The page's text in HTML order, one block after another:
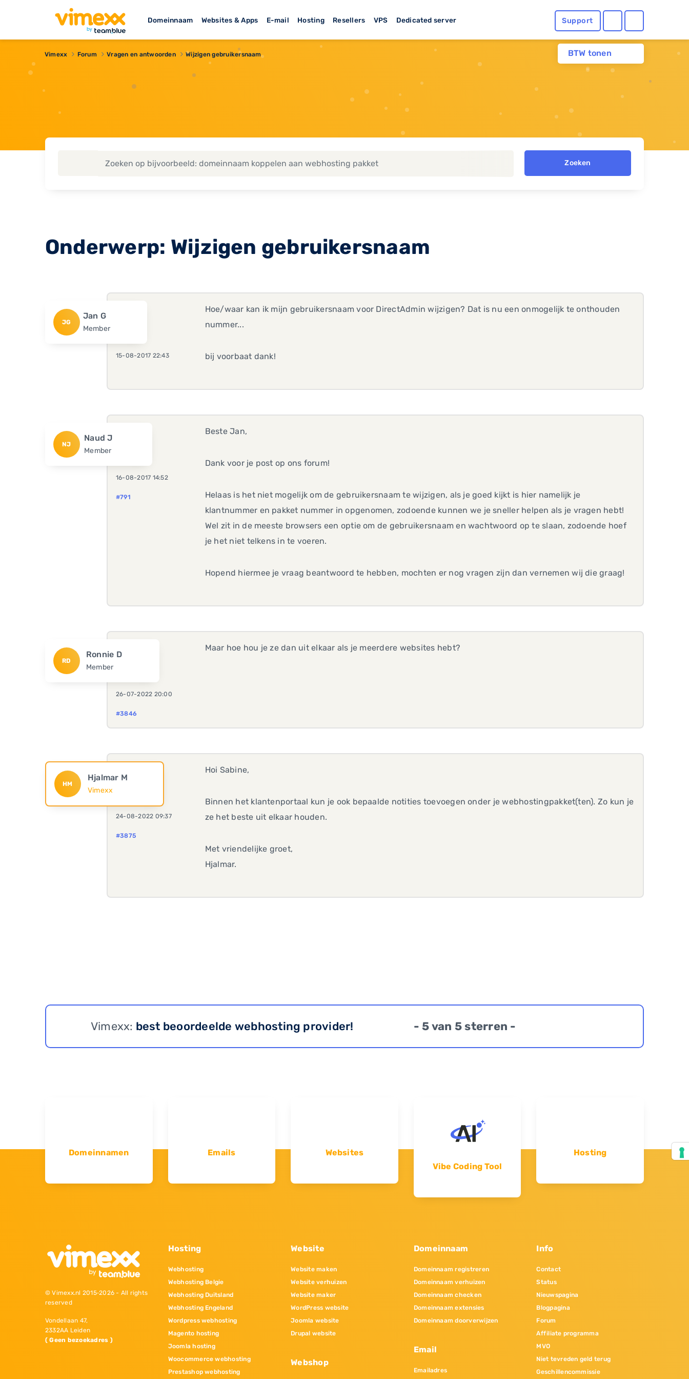
Domeinnaam Websites & Apps E-mail Hosting Resellers VPS Dedicated server Support
BTW tonen
Vimexx Forum Vragen en antwoorden Wijzigen gebruikersnaam
Zoeken
Onderwerp: Wijzigen gebruikersnaam
JG
Jan G
Member
15-08-2017 22:43
Hoe/waar kan ik mijn gebruikersnaam voor DirectAdmin wijzigen? Dat is nu een onmogelijk te onthouden
nummer...
bij voorbaat dank!
NJ
Naud J
Member
16-08-2017 14:52
#791
Beste Jan,
Dank voor je post op ons forum!
Helaas is het niet mogelijk om de gebruikersnaam te wijzigen, als je goed kijkt is hier namelijk je
klantnummer en pakket nummer in opgenomen, zodoende kunnen we je sneller helpen als je vragen hebt!
Wel zit in de meeste browsers een optie om de gebruikersnaam en wachtwoord op te slaan, zodoende hoef
je het niet telkens in te voeren.
Hopend hiermee je vraag beantwoord te hebben, mochten er nog vragen zijn dan vernemen wij die graag!
RD
Ronnie D
Member
26-07-2022 20:00
#3846
Maar hoe hou je ze dan uit elkaar als je meerdere websites hebt?
HM
Hjalmar M
Vimexx
24-08-2022 09:37
#3875
Hoi Sabine,
Binnen het klantenportaal kun je ook bepaalde notities toevoegen onder je webhostingpakket(ten). Zo kun je
ze het beste uit elkaar houden.
Met vriendelijke groet,
Hjalmar.
Vimexx: best beoordeelde webhosting provider! - 5 van 5 sterren -
Domeinnamen Emails
Websites
Vibe Coding Tool
Hosting
© Vimexx.nl 2015‐2026 - All rights
reserved
Vondellaan 47,
2332AA Leiden
( Geen bezoekadres )
Hosting
Webhosting
Webhosting Belgie
Webhosting Duitsland
Webhosting Engeland
Wordpress webhosting
Magento hosting
Joomla hosting
Woocommerce webhosting
Prestashop webhosting
Website
Website maken
Website verhuizen
Website maker
WordPress website
Joomla website
Drupal website
Webshop
Domeinnaam
Domeinnaam registreren
Domeinnaam verhuizen
Domeinnaam checken
Domeinnaam extensies
Domeinnaam doorverwijzen
Email
Emailadres
Info
Contact
Status
Nieuwspagina
Blogpagina
Forum
Affiliate programma
MVO
Niet tevreden geld terug
Geschillencommissie